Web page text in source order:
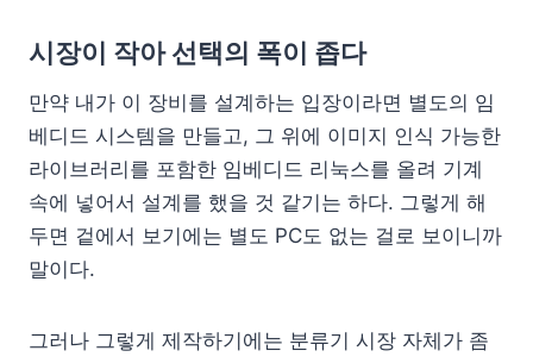
시장이 작아 선택의 폭이 좁다
만약 내가 이 장비를 설계하는 입장이라면 별도의 임
베디드 시스템을 만들고, 그 위에 이미지 인식 가능한
라이브러리를 포함한 임베디드 리눅스를 올려 기계
속에 넣어서 설계를 했을 것 같기는 하다. 그렇게 해
두면 겉에서 보기에는 별도 PC도 없는 걸로 보이니까
말이다.
그러나 그렇게 제작하기에는 분류기 시장 자체가 좀